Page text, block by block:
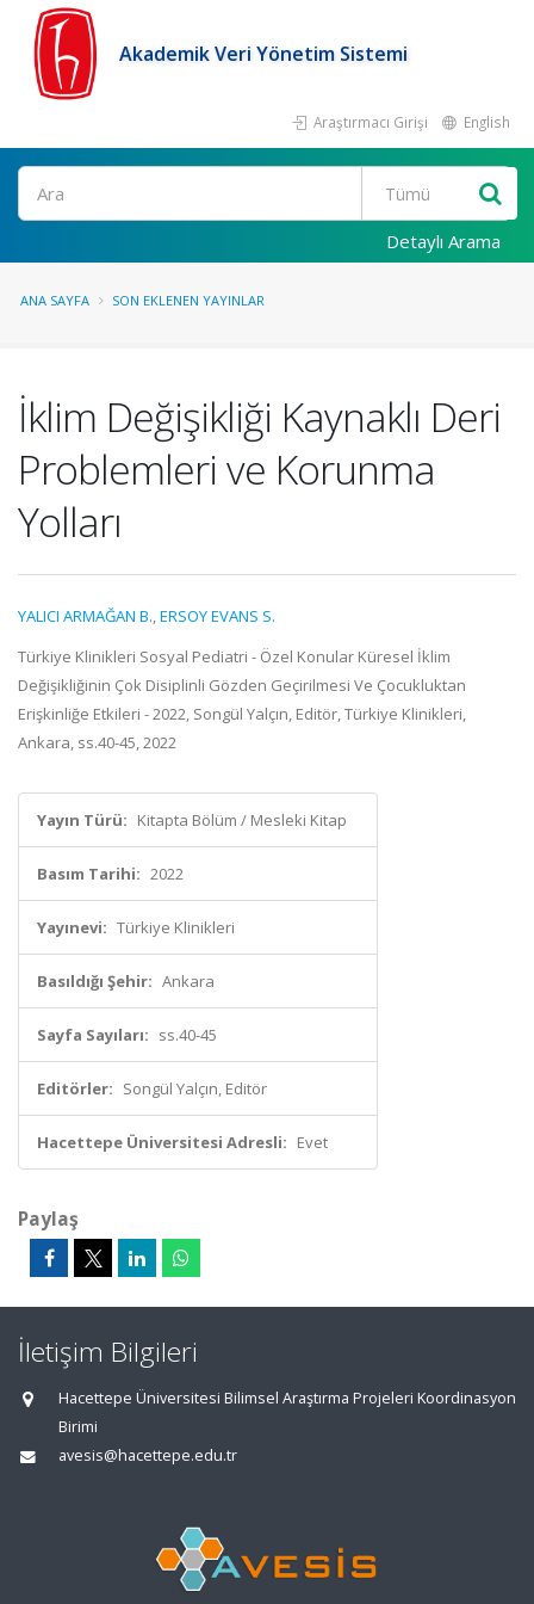
Akademik Veri Yönetim Sistemi
Araştırmacı Girişi English
Ara
Detaylı Arama
ANA SAYFA SON EKLENEN YAYINLAR
İklim Değişikliği Kaynaklı Deri
Problemleri ve Korunma
Yolları
YALICI ARMAĞAN B.,ERSOY EVANS S.
Türkiye Klinikleri Sosyal Pediatri - Özel Konular Küresel İklim
Değişikliğinin Çok Disiplinli Gözden Geçirilmesi Ve Çocukluktan
Erişkinliğe Etkileri - 2022, Songül Yalçın, Editör, Türkiye Klinikleri,
Ankara, ss.40-45, 2022
Yayın Türü: Kitapta Bölüm / Mesleki Kitap
Basım Tarihi: 2022
Yayınevi: Türkiye Klinikleri
Basıldığı Şehir: Ankara
Sayfa Sayıları: ss.40-45
Editörler: Songül Yalçın, Editör
Hacettepe Üniversitesi Adresli: Evet
Paylaş
İletişim Bilgileri
Hacettepe Üniversitesi Bilimsel Araştırma Projeleri Koordinasyon
Birimi
avesis@hacettepe.edu.tr